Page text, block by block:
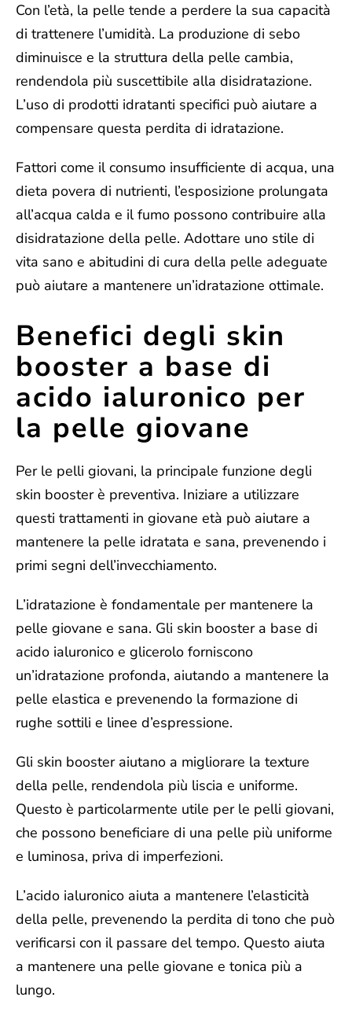
Con l’età, la pelle tende a perdere la sua capacità
di trattenere l’umidità. La produzione di sebo
diminuisce e la struttura della pelle cambia,
rendendola più suscettibile alla disidratazione.
L’uso di prodotti idratanti specifici può aiutare a
compensare questa perdita di idratazione.
Fattori come ilconsumo insufficiente di acqua, una
dieta povera di nutrienti, l’esposizione prolungata
all’acqua calda e il fumo possono contribuire alla
disidratazione della pelle. Adottare uno stile di
vita sano e abitudini di cura della pelle adeguate
può aiutare a mantenere un’idratazione ottimale.
Benefici degli skin
booster a base di
acido ialuronico per
la pelle giovane
Per le pelli giovani, la principale funzione degli
skin booster è preventiva. Iniziare a utilizzare
questi trattamenti in giovane età può aiutare a
mantenere la pelle idratata e sana, prevenendo i
primi segni dell’invecchiamento.
L’idratazione è fondamentale per mantenere la
pelle giovane e sana. Gli skin booster a base di
acido ialuronico e glicerolo forniscono
un’idratazione profonda, aiutando a mantenere la
pelle elastica e prevenendo la formazione di
rughe sottili e linee d’espressione.
Gli skin booster aiutano a migliorare la texture
della pelle, rendendola più liscia e uniforme.
Questo è particolarmente utile per le pelli giovani,
che possono beneficiare di una pelle più uniforme
e luminosa, priva di imperfezioni.
L’acido ialuronico aiuta a mantenere l’elasticità
della pelle, prevenendo la perdita di tono che può
verificarsi con il passare del tempo. Questo aiuta
a mantenere una pelle giovane e tonica più a
lungo.